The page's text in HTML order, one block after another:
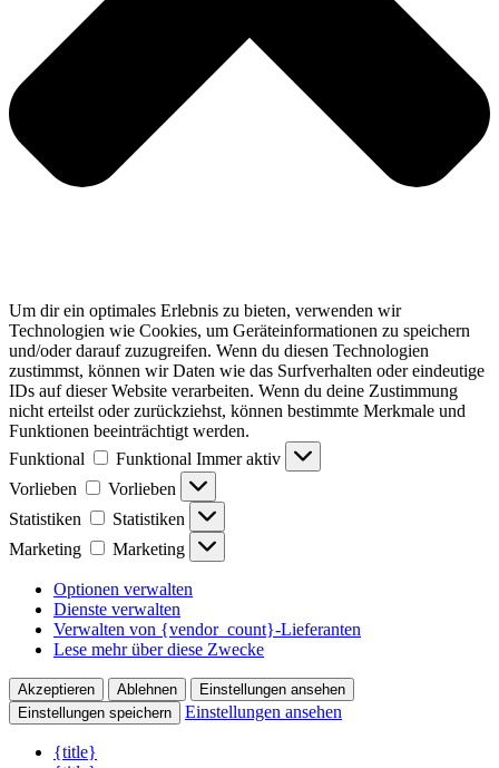
Um dir ein optimales Erlebnis zu bieten, verwenden wir
Technologien wie Cookies, um Geräteinformationen zu speichern
und/oder darauf zuzugreifen. Wenn du diesen Technologien
zustimmst, können wir Daten wie das Surfverhalten oder eindeutige
IDs auf dieser Website verarbeiten. Wenn du deine Zustimmung
nicht erteilst oder zurückziehst, können bestimmte Merkmale und
Funktionen beeinträchtigt werden.
Funktional
Funktional Immer aktiv
Vorlieben
Vorlieben
Statistiken
Statistiken
Marketing
Marketing
Optionen verwalten
Dienste verwalten
Verwalten von {vendor_count}-Lieferanten
Lese mehr über diese Zwecke
Akzeptieren Ablehnen
Einstellungen ansehen
Einstellungen speichern
Einstellungen ansehen
{title}